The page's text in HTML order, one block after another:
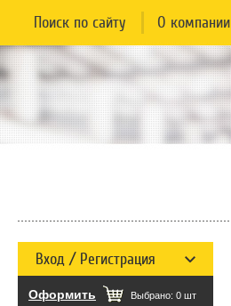
Поиск по сайту О компании
Вход / Регистрация
Оформить Выбрано: 0 шт